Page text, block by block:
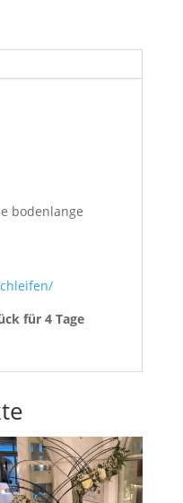
bodenlange
für 4 Tage